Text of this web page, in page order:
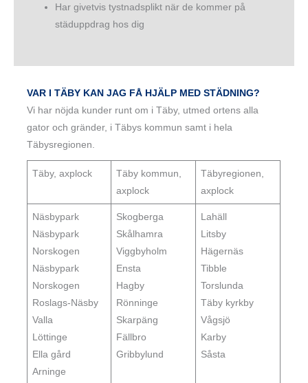
Har givetvis tystnadsplikt när de kommer på
städuppdrag hos dig
VAR I TÄBY KAN JAG FÅ HJÄLP MED STÄDNING?
Vi har nöjda kunder runt om i Täby, utmed ortens alla
gator och gränder, i Täbys kommun samt i hela
Täbysregionen.
Täby, axplock
Täby kommun,
axplock
Täbyregionen,
axplock
Näsbypark
Näsbypark
Norskogen
Näsbypark
Norskogen
Roslags-Näsby
Valla
Löttinge
Ella gård
Arninge
Skogberga
Skålhamra
Viggbyholm
Ensta
Hagby
Rönninge
Skarpäng
Fällbro
Gribbylund
Lahäll
Litsby
Hägernäs
Tibble
Torslunda
Täby kyrkby
Vågsjö
Karby
Såsta